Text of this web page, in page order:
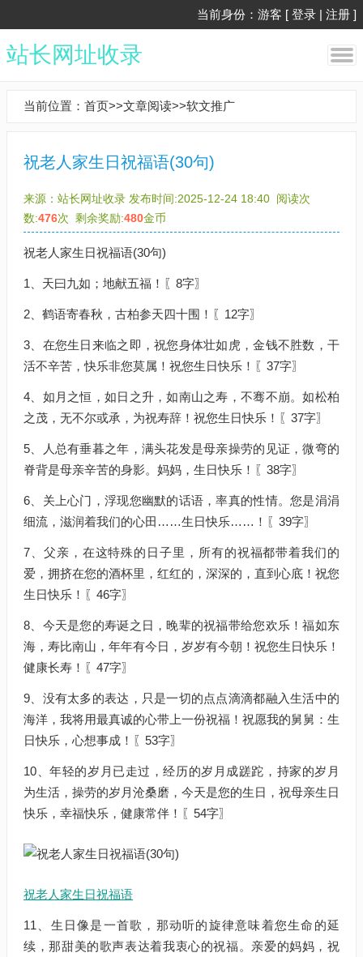
当前身份：游客 [ 登录 | 注册 ]
站长网址收录
当前位置： 首页>>文章阅读>>软文推广
祝老人家生日祝福语(30句)
来源： 站长网址收录 发布时间:2025-12-24 18:40 阅读次
数:476次 剩余奖励:480金币
祝老人家生日祝福语(30句)
1、天曰九如；地献五福！〖8字〗
2、鹤语寄春秋，古柏参天四十围！〖12字〗
3、在您生日来临之即，祝您身体壮如虎，金钱不胜数，干
活不辛苦，快乐非您莫属！祝您生日快乐！〖37字〗
4、如月之恒，如日之升，如南山之寿，不骞不崩。如松柏
之茂，无不尔或承，为祝寿辞！祝您生日快乐！〖37字〗
5、人总有垂暮之年，满头花发是母亲操劳的见证，微弯的
脊背是母亲辛苦的身影。妈妈，生日快乐！〖38字〗
6、关上心门，浮现您幽默的话语，率真的性情。您是涓涓
细流，滋润着我们的心田……生日快乐……！〖39字〗
7、父亲，在这特殊的日子里，所有的祝福都带着我们的
爱，拥挤在您的酒杯里，红红的，深深的，直到心底！祝您
生日快乐！〖46字〗
8、今天是您的寿诞之日，晚辈的祝福带给您欢乐！福如东
海，寿比南山，年年有今日，岁岁有今朝！祝您生日快乐！
健康长寿！〖47字〗
9、没有太多的表达，只是一切的点点滴滴都融入生活中的
海洋，我将用最真诚的心带上一份祝福！祝愿我的舅舅：生
日快乐，心想事成！〖53字〗
10、年轻的岁月已走过，经历的岁月成蹉跎，持家的岁月
为生活，操劳的岁月沧桑磨，今天是您的生日，祝母亲生日
快乐，幸福快乐，健康常伴！〖54字〗
祝老人家生日祝福语
11、生日像是一首歌，那动听的旋律意味着您生命的延
续，那甜美的歌声表达着我衷心的祝福。亲爱的妈妈，祝